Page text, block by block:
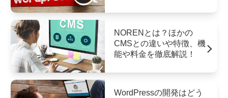
NORENとは？ほかの
CMSとの違いや特徴、機
能や料金を徹底解説！
WordPressの開発はどう